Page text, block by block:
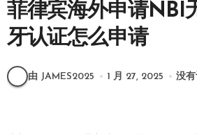
菲律宾海外申请NBI
牙认证怎么申请
由 JAMES2025 1 月 27, 2025 没